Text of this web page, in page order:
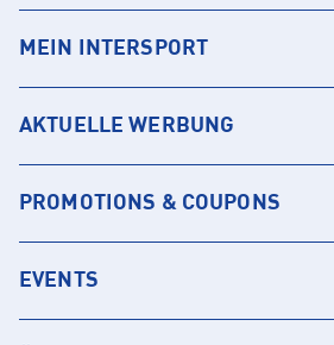
MEIN INTERSPORT
AKTUELLE WERBUNG
PROMOTIONS & COUPONS
EVENTS